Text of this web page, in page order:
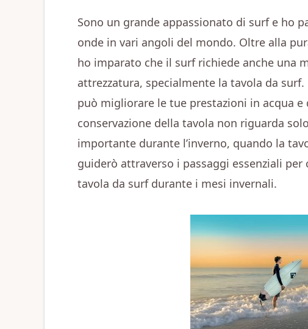
Sono un grande appassionato di surf e ho
onde in vari angoli del mondo. Oltre alla
ho imparato che il surf richiede anche una
attrezzatura, specialmente la tavola da
può migliorare le tue prestazioni in acqua
conservazione della tavola non riguarda
importante durante l’inverno, quando la
guiderò attraverso i passaggi essenziali
tavola da surf durante i mesi invernali.